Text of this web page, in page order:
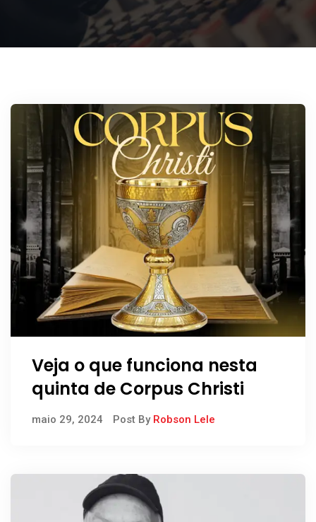
Veja o que funciona nesta
quinta de Corpus Christi
maio 29, 2024 Post By Robson Lele